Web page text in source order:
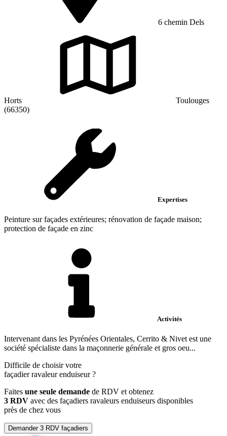
6 chemin Dels
Horts
Toulouges
(66350)
Expertises
Peinture sur façades extérieures; rénovation de façade maison;
protection de façade en zinc
Activités
Intervenant dans les Pyrénées Orientales, Cerrito & Nivet est une
société spécialiste dans la maçonnerie générale et gros oeu...
Difficile de choisir votre
façadier ravaleur enduiseur?
Faites une seule demande de RDV et obtenez
3 RDV avec des façadiers ravaleurs enduiseurs disponibles
près de chez vous
Demander 3 RDV façadiers